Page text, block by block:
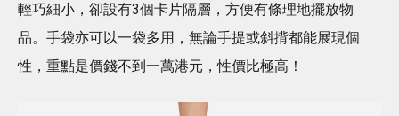
輕巧細小，卻設有3個卡片隔層，方便有條理地擺放物
品。手袋亦可以一袋多用，無論手提或斜揹都能展現個
性，重點是價錢不到一萬港元，性價比極高！